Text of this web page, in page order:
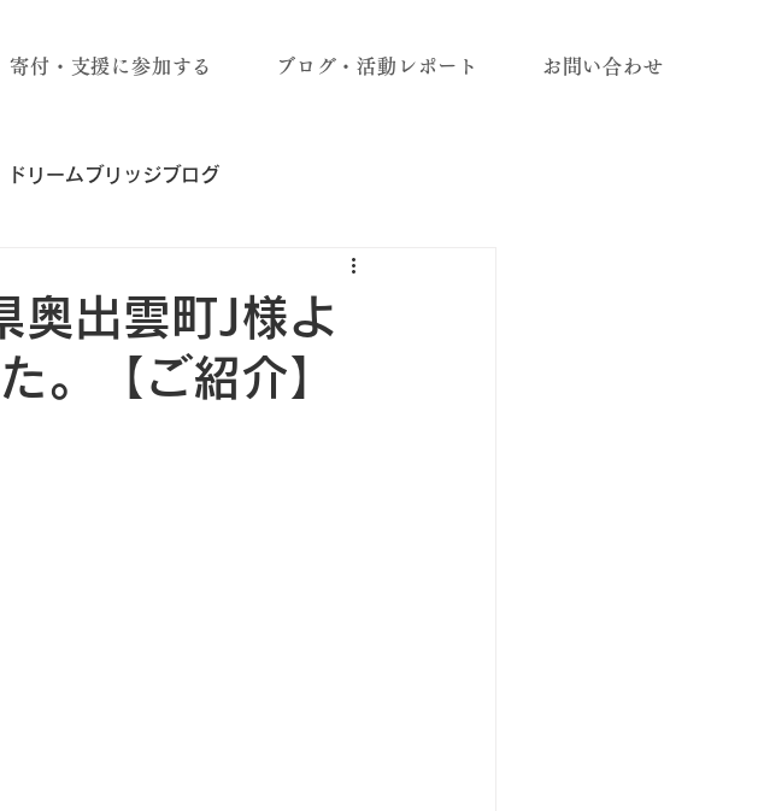
寄付・支援に参加する ブログ・活動レポート お問い合わせ
ドリームブリッジブログ
出雲町J様よ
。【ご紹介】